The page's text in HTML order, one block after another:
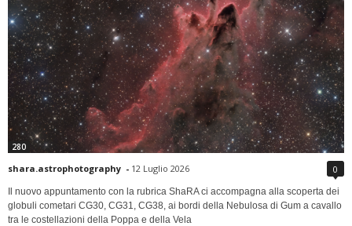
280
shara.astrophotography - 12 Luglio 2026 0
Il nuovo appuntamento con la rubrica ShaRA ci accompagna alla scoperta dei
globuli cometari CG30, CG31, CG38, ai bordi della Nebulosa di Gum a cavallo
tra le costellazioni della Poppa e della Vela